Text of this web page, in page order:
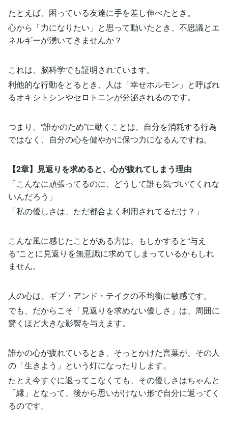
たとえば、困っている友達に手を差し伸べたとき。
心から「力になりたい」と思って動いたとき、不思議とエ
ネルギーが湧いてきませんか？
これは、脳科学でも証明されています。
利他的な行動をとるとき、人は「幸せホルモン」と呼ばれ
るオキシトシンやセロトニンが分泌されるのです。
つまり、“誰かのため”に動くことは、自分を消耗する行為
ではなく、自分の心を健やかに保つ力になるんですね。
【2章】見返りを求めると、心が疲れてしまう理由
「こんなに頑張ってるのに、どうして誰も気づいてくれな
いんだろう」
「私の優しさは、ただ都合よく利用されてるだけ？」
こんな風に感じたことがある方は、もしかすると“与え
る”ことに見返りを無意識に求めてしまっているかもしれ
ません。
人の心は、ギブ・アンド・テイクの不均衡に敏感です。
でも、だからこそ「見返りを求めない優しさ」は、周囲に
驚くほど大きな影響を与えます。
誰かの心が疲れているとき、そっとかけた言葉が、その人
の「生きよう」という灯になったりします。
たとえ今すぐに返ってこなくても、その優しさはちゃんと
「縁」となって、後から思いがけない形で自分に返ってく
るのです。